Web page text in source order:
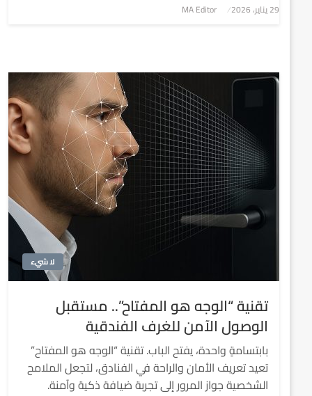
نُشر
29 يناير، 2026 MA Editor
لا شيء
تقنية “الوجه هو المفتاح”.. مستقبل
الوصول الآمن للغرف الفندقية
بابتسامةٍ واحدة، يفتح الباب. تقنية “الوجه هو المفتاح”
تعيد تعريف الأمان والراحة في الفنادق، لتجعل الملامح
الشخصية جواز المرور إلى تجربة ضيافة ذكية وآمنة.